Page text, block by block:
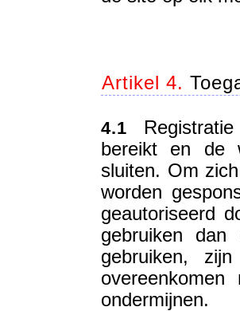
Artikel 4.
4.1 Registratie
bereikt en de
sluiten. Om
worden
geautoriseerd
gebruiken
gebruiken,
ondermijnen.